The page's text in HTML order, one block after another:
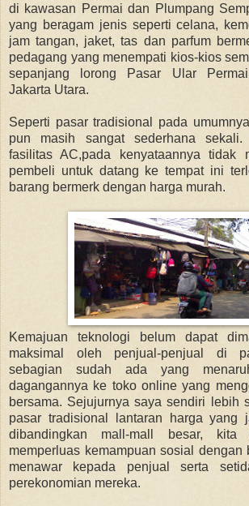
di kawasan Permai dan Plumpang
yang beragam jenis seperti celana,
jam tangan, jaket, tas dan parfum
pedagang yang menempati kios-kios
sepanjang lorong Pasar Ular
Jakarta Utara.
Seperti pasar tradisional pada
pun masih sangat sederhana sekali.
fasilitas AC,pada kenyataannya tidak
pembeli untuk datang ke tempat ini
barang bermerk dengan harga murah.
Kemajuan teknologi belum dapat
maksimal oleh penjual-penjual di
sebagian sudah ada yang
dagangannya ke toko online yang
bersama. Sejujurnya saya sendiri lebih
pasar tradisional lantaran harga yang
dibandingkan mall-mall besar,
memperluas kemampuan sosial dengan
menawar kepada penjual serta
perekonomian mereka.